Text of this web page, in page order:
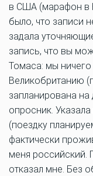
в США (марафон в
было, что записи
задала
запись, что вы
Томаса: мы
Великобританию
запланирована на
опросник.
(поездку
фактически
меня российский.
отказал мне. Без